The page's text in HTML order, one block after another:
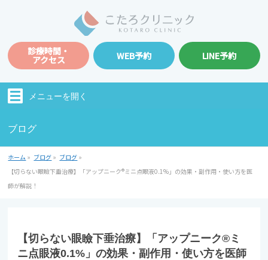
診療時間・
アクセス WEB予約 LINE予約
メニューを開く
ブログ
ホーム » ブログ » ブログ »
【切らない眼瞼下垂治療】「アップニーク®ミニ点眼液0.1%」の効果・副作用・使い方を医
師が解説！
【切らない眼瞼下垂治療】「アップニーク®ミ
ニ点眼液0.1%」の効果・副作用・使い方を医師